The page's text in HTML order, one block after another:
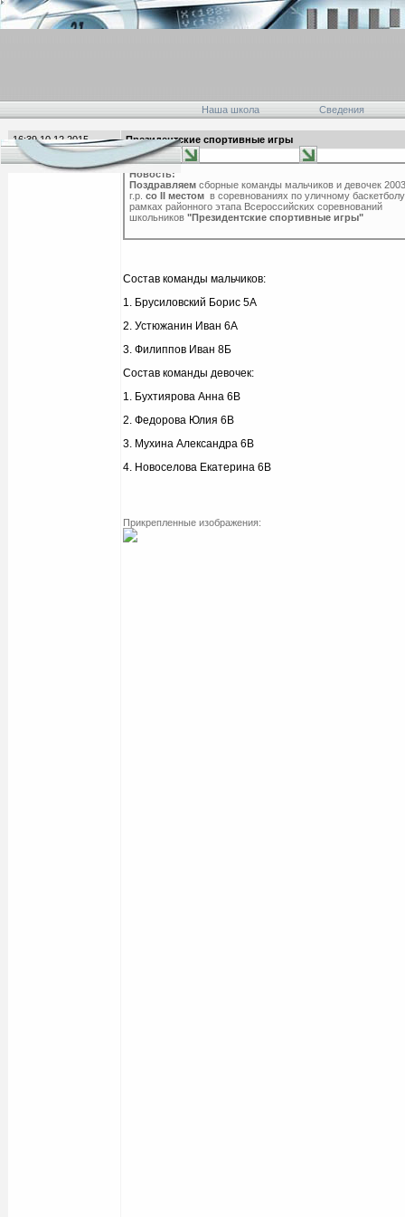
Наша школа Сведения
16:39 10.12.2015
Президентские спортивные игры
Новость:
Поздравляемсборные команды мальчиков и девочек
г.р. со II местомв соревнованиях по уличному
рамках районного этапа Всероссийских соревнований
школьников "Президентские спортивные игры"
Состав команды мальчиков:
1. Брусиловский Борис 5А
2. Устюжанин Иван 6А
3. Филиппов Иван 8Б
Состав команды девочек:
1. Бухтиярова Анна 6В
2. Федорова Юлия 6В
3. Мухина Александра 6В
4. Новоселова Екатерина 6В
Прикрепленные изображения: